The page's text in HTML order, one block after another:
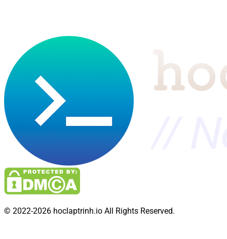
© 2022-2026 hoclaptrinh.io All Rights Reserved.